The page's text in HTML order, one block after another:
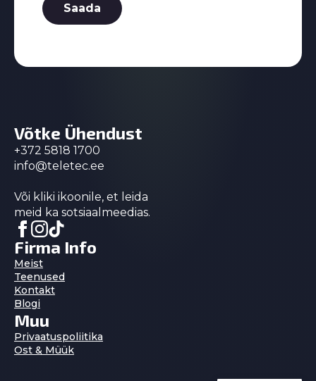
Saada
Võtke Ühendust
+372 5818 1700
info@teletec.ee
Või kliki ikoonile, et leida
meid ka sotsiaalmeedias.
Firma Info
Meist
Teenused
Kontakt
Blogi
Muu
Privaatuspoliitika
Ost & Müük